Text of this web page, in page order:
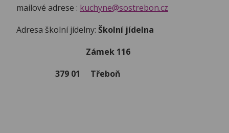
mailové adrese : kuchyne@sostrebon.cz
Adresa školní jídelny: Školní jídelna
Zámek 116
379 01 Třeboň